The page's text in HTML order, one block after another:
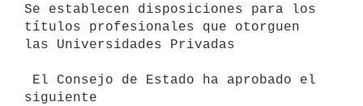
Se establecen disposiciones para los
títulos profesionales que otorguen
las Universidades Privadas
siguiente